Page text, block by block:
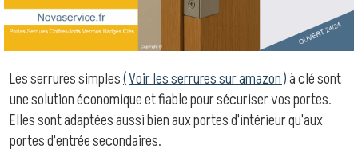
Les serrures simples( Voir les serrures sur amazon )à clé sont
une solution économique et fiable pour sécuriser vos portes.
Elles sont adaptées aussi bien aux portes d'intérieur qu'aux
portes d'entrée secondaires.